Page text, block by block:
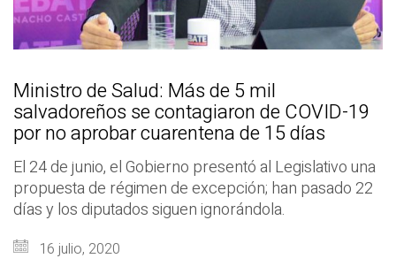
Ministro de Salud: Más de 5 mil
salvadoreños se contagiaron de COVID-19
por no aprobar cuarentena de 15 días
El 24 de junio, el Gobierno presentó al Legislativo una
propuesta de régimen de excepción; han pasado 22
días y los diputados siguen ignorándola.
16 julio, 2020